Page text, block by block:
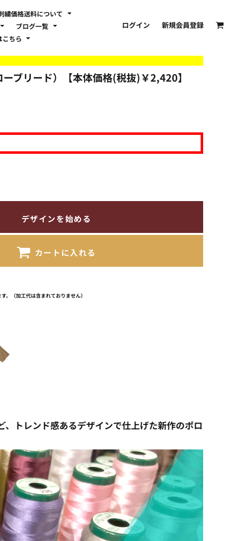
繍価格送料について
ブログ一覧
こちら
ログイン 新規会員登録
ブリード）【本体価格(税抜)￥2,420】
デザインを始める
カートに入れる
。（加工代は含まれておりません）
トレンド感あるデザインで仕上げた新作のポロ